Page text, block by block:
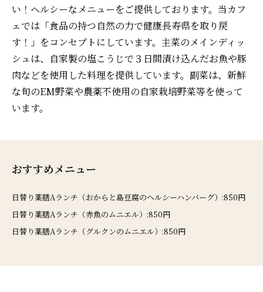
い！ヘルシーなメニューをご提供しております。当カフ
ェでは「食品の持つ自然の力で健康長寿県を取り戻
す！」をコンセプトにしています。主菜のメインディッ
シュは、自家製の塩こうじで３日間漬け込んだお魚や豚
肉などを使用した料理を提供しています。副菜は、新鮮
な旬のEM野菜や農薬不使用の自家栽培野菜等を使って
います。
おすすめメニュー
日替り薬膳Aランチ（おからと島豆腐のヘルシーハンバーグ）:850円
日替り薬膳Aランチ（赤魚のムニエル）:850円
日替り薬膳Aランチ（グルクンのムニエル）:850円